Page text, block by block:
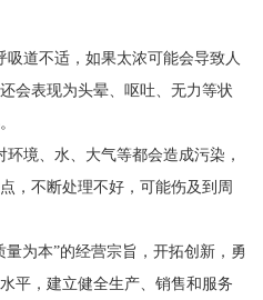
道不适，如果太浓可能会导致人
会表现为头晕、呕吐、无力等状
境、水、大气等都会造成污染，
，不断处理不好，可能伤及到周
为本”的经营宗旨，开拓创新，勇
平，建立健全生产、销售和服务